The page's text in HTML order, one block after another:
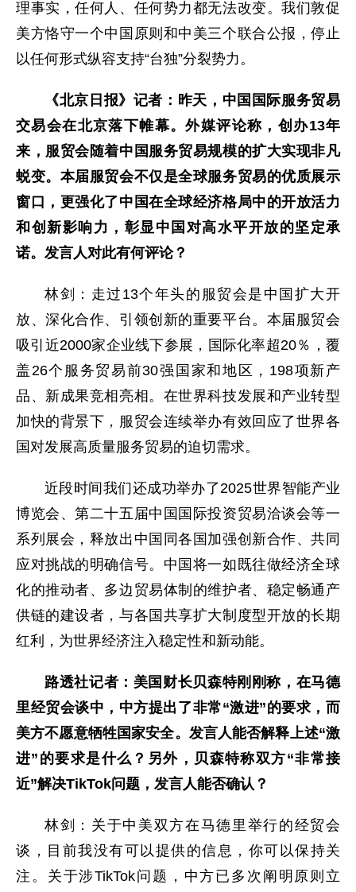
理事实，任何人、任何势力都无法改变。我们敦促
美方恪守一个中国原则和中美三个联合公报，停止
以任何形式纵容支持“台独”分裂势力。
《北京日报》记者：昨天，中国国际服务贸易
交易会在北京落下帷幕。外媒评论称，创办13年
来，服贸会随着中国服务贸易规模的扩大实现非凡
蜕变。本届服贸会不仅是全球服务贸易的优质展示
窗口，更强化了中国在全球经济格局中的开放活力
和创新影响力，彰显中国对高水平开放的坚定承
诺。发言人对此有何评论？
林剑：走过13个年头的服贸会是中国扩大开
放、深化合作、引领创新的重要平台。本届服贸会
吸引近2000家企业线下参展，国际化率超20％，覆
盖26个服务贸易前30强国家和地区，198项新产
品、新成果竞相亮相。在世界科技发展和产业转型
加快的背景下，服贸会连续举办有效回应了世界各
国对发展高质量服务贸易的迫切需求。
近段时间我们还成功举办了2025世界智能产业
博览会、第二十五届中国国际投资贸易洽谈会等一
系列展会，释放出中国同各国加强创新合作、共同
应对挑战的明确信号。中国将一如既往做经济全球
化的推动者、多边贸易体制的维护者、稳定畅通产
供链的建设者，与各国共享扩大制度型开放的长期
红利，为世界经济注入稳定性和新动能。
路透社记者：美国财长贝森特刚刚称，在马德
里经贸会谈中，中方提出了非常“激进”的要求，而
美方不愿意牺牲国家安全。发言人能否解释上述“激
进”的要求是什么？另外，贝森特称双方“非常接
近”解决TikTok问题，发言人能否确认？
林剑：关于中美双方在马德里举行的经贸会
谈，目前我没有可以提供的信息，你可以保持关
注。关于涉TikTok问题，中方已多次阐明原则立